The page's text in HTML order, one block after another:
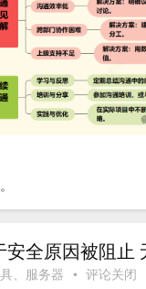
安全原因被阻止
服务器 • 评论关闭